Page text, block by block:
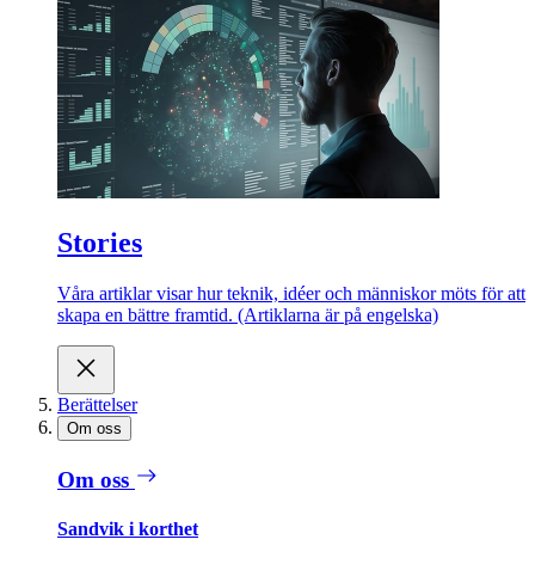
Stories
Våra artiklar visar hur teknik, idéer och människor möts för att
skapa en bättre framtid. (Artiklarna är på engelska)
Berättelser
Om oss
Om oss
Sandvik i korthet